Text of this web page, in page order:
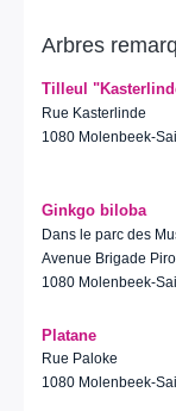
Arbres
Tilleul
Rue Kasterlinde
1080 Molenbeek-
Ginkgo biloba
Dans le parc des
Avenue Brigade
1080 Molenbeek-
Platane
Rue Paloke
1080 Molenbeek-